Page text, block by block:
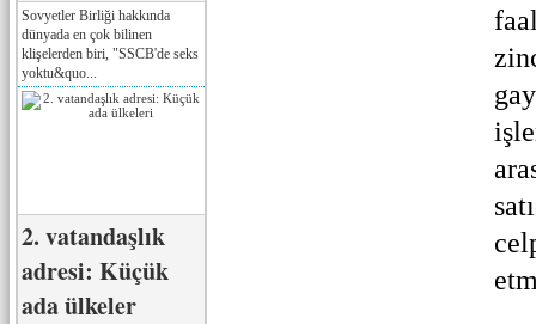
Sovyetler Birliği hakkında
dünyada en çok bilinen
klişelerden biri, "SSCB'de seks
yoktu&quo...
2. vatandaşlık
adresi: Küçük
ada ülkeler